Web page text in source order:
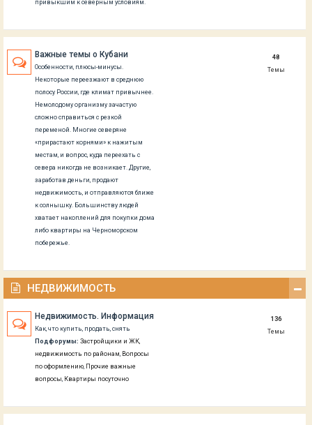
привыкшим к северным условиям.
Важные темы о Кубани
Особенности, плюсы-минусы.
Некоторые переезжают в среднюю
полосу России, где климат привычнее.
Немолодому организму зачастую
сложно справиться с резкой
переменой. Многие северяне
«прирастают корнями» к нажитым
местам, и вопрос, куда переехать с
севера никогда не возникает. Другие,
заработав деньги, продают
недвижимость, и отправляются ближе
к солнышку. Большинству людей
хватает накоплений для покупки дома
либо квартиры на Черноморском
побережье.
48
Темы
НЕДВИЖИМОСТЬ
Недвижимость. Информация
Как, что купить, продать, снять
Подфорумы: Застройщики и ЖК,
недвижимость по районам Вопросы
по оформлению Прочие важные
вопросы Квартиры посуточно
136
Темы